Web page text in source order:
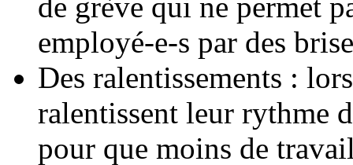
de grève qui ne permet
employé-e-s par des
Des ralentissements :
ralentissent leur rythme
pour que moins de